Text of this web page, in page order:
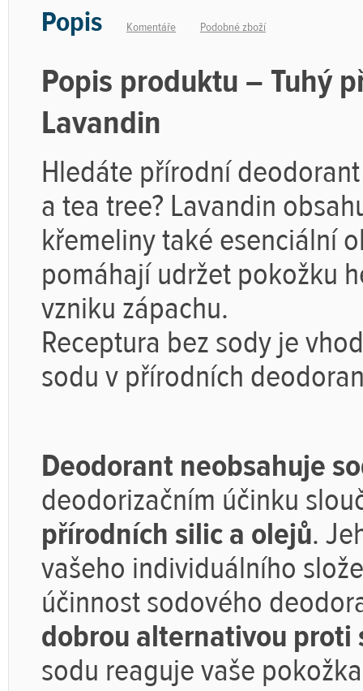
Popis Komentáře Podobné zboží
Popis produktu – Tuhý
Lavandin
Hledáte přírodní
a tea tree? Lavandin
křemeliny také esenciální
pomáhají udržet pokožku
vzniku zápachu.
Receptura bez sody je
sodu v přírodních
Deodorant neobsahuje
deodorizačním účinku
přírodních silic a olejů.
vašeho individuálního
účinnost sodového
dobrou alternativou proti
sodu reaguje vaše